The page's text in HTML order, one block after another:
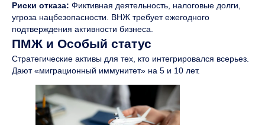
Риски отказа: Фиктивная деятельность, налоговые долги,
угроза нацбезопасности. ВНЖ требует ежегодного
подтверждения активности бизнеса.
ПМЖ и Особый статус
Стратегические активы для тех, кто интегрировался всерьез.
Дают «миграционный иммунитет» на 5 и 10 лет.